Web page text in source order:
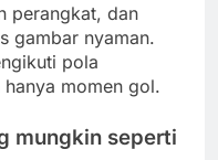
perangkat, dan
gambar nyaman.
pola
momen gol.
mungkin seperti